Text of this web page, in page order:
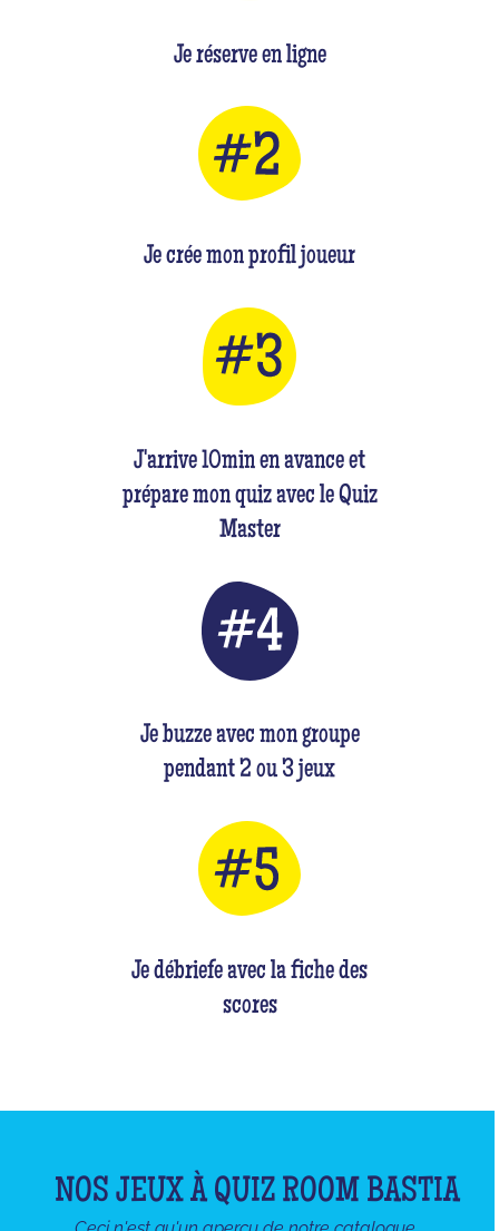
Je réserve en ligne
Je crée mon profil joueur
J'arrive 10min en avance et
prépare mon quiz avec le Quiz
Master
Je buzze avec mon groupe
pendant 2 ou 3 jeux
Je débriefe avec la fiche des
scores
NOS JEUX À QUIZ ROOM BASTIA